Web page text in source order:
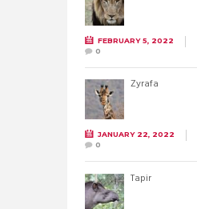
FEBRUARY 5, 2022
0
Żyrafa
JANUARY 22, 2022
0
Tapir